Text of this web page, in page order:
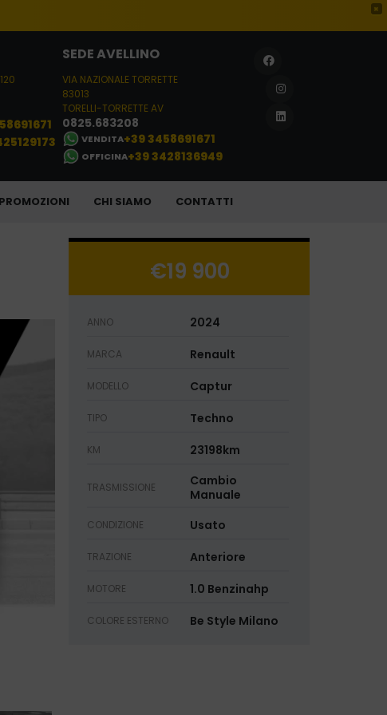
×
SEDE AVELLINO
VIA NAZIONALE TORRETTE
83013
TORELLI-TORRETTE AV
0825.683208
VENDITA+39 3458691671
OFFICINA+39 3428136949
PROMOZIONI CHI SIAMO CONTATTI
€19 900
ANNO 2024
MARCA Renault
MODELLO Captur
TIPO Techno
KM 23198km
TRASMISSIONE
Cambio
Manuale
CONDIZIONE Usato
TRAZIONE Anteriore
MOTORE 1.0 Benzinahp
COLORE ESTERNO Be Style Milano